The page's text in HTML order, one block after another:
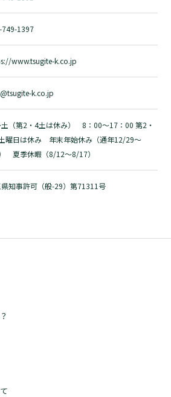
1397
www.tsugite-k.co.jp
k.co.jp
土（第2・4土は休み） 8：00～17：00 第2・
曜日は休み 年末年始休み（通年12/29～
夏季休暇（8/12～8/17）
知事許可（般-29）第71311号